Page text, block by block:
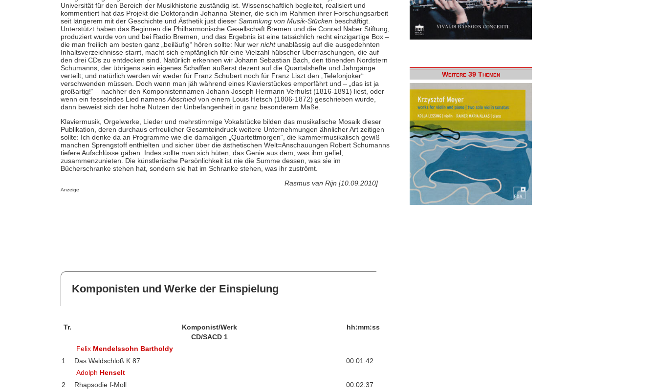
Universität für den Bereich der Musikhistorie zuständig ist. Wissenschaftlich begleitet, realisiert und
kommentiert hat das Projekt die Doktorandin Johanna Steiner, die sich im Rahmen ihrer Forschungsarbeit
seit längerem mit der Geschichte und Ästhetik just dieser Sammlung von Musik-Stücken beschäftigt.
Unterstützt haben das Beginnen die Philharmonische Gesellschaft Bremen und die Conrad Naber Stiftung,
produziert wurde von und bei Radio Bremen, und das Ergebnis ist eine tatsächlich recht einzigartige Box –
die man freilich am besten ganz „beiläufig“ hören sollte: Nur wer nichtunablässig auf die ausgedehnten
Inhaltsverzeichnisse starrt, macht sich empfänglich für eine Vielzahl hübscher Überraschungen, die auf
den drei CDs zu entdecken sind. Natürlich erkennen wir Johann Sebastian Bach, den tönenden Nordstern
Schumanns, der übrigens sein eigenes Schaffen äußerst dezent auf die Quartalshefte und Jahrgänge
verteilt; und natürlich werden wir weder für Franz Schubert noch für Franz Liszt den „Telefonjoker“
verschwenden müssen. Doch wenn man jäh während eines Klavierstückes emporfährt und – „das ist ja
großartig!“ – nachher den Komponistennamen Johann Joseph Hermann Verhulst (1816-1891) liest, oder
wenn ein fesselndes Lied namens Abschiedvon einem Louis Hetsch (1806-1872) geschrieben wurde,
dann beweist sich der hohe Nutzen der Unbefangenheit in ganz besonderem Maße.
Klaviermusik, Orgelwerke, Lieder und mehrstimmige Vokalstücke bilden das musikalische Mosaik dieser
Publikation, deren durchaus erfreulicher Gesamteindruck weitere Unternehmungen ähnlicher Art zeitigen
sollte: Ich denke da an Programme wie die damaligen „Quartettmorgen“, die kammermusikalisch gewiß
manchen Sprengstoff enthielten und sicher über die ästhetischen Welt=Anschauungen Robert Schumanns
tiefere Aufschlüsse gäben. Indes sollte man sich hüten, das Genie aus dem, was ihm gefiel,
zusammenzunieten. Die künstlerische Persönlichkeit ist nie die Summe dessen, was sie im
Bücherschranke stehen hat, sondern sie hat im Schranke stehen, was ihr zuströmt.
Rasmus van Rijn [10.09.2010]
Anzeige
Komponisten und Werke der Einspielung
Tr. Komponist/Werk
hh:mm:ss
CD/SACD 1
Felix Mendelssohn Bartholdy
1
Das Waldschloß K 87
00:01:42
Adolph Henselt
2
Rhapsodie f-Moll
00:02:37
Weitere 39 Themen